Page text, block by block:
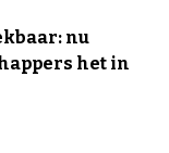
nu
het in